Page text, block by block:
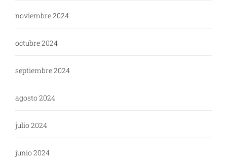
noviembre 2024
octubre 2024
septiembre 2024
agosto 2024
julio 2024
junio 2024